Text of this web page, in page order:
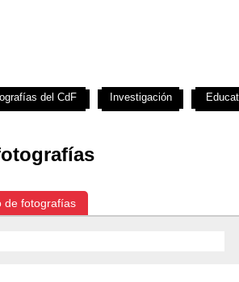
de fotografías
del CdF Investigación